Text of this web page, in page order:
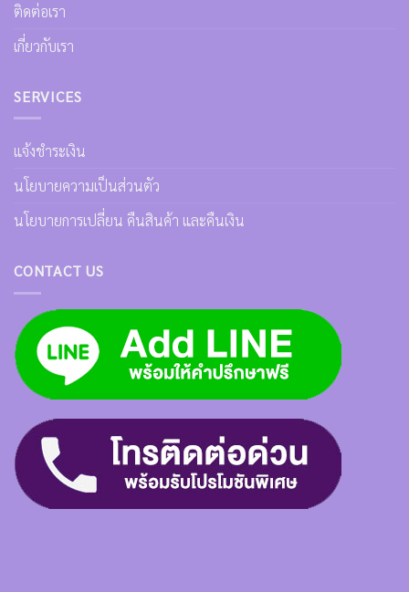
ติดต่อเรา
เกี่ยวกับเรา
SERVICES
แจ้งชำระเงิน
นโยบายความเป็นส่วนตัว
นโยบายการเปลี่ยน คืนสินค้า และคืนเงิน
CONTACT US